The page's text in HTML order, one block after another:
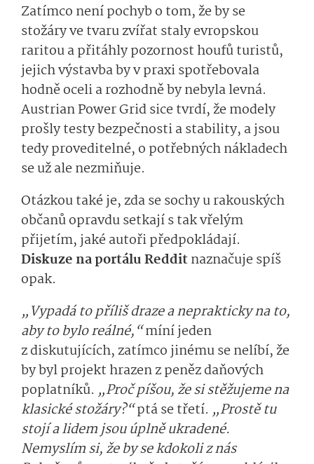
Zatímco není pochyb o tom, že by se
stožáry ve tvaru zvířat staly evropskou
raritou a přitáhly pozornost houfů turistů,
jejich výstavba by v praxi spotřebovala
hodně oceli a rozhodně by nebyla levná.
Austrian Power Grid sice tvrdí, že modely
prošly testy bezpečnosti a stability, a jsou
tedy proveditelné, o potřebných nákladech
se už ale nezmiňuje.
Otázkou také je, zda se sochy u rakouských
občanů opravdu setkají s tak vřelým
přijetím, jaké autoři předpokládají.
Diskuze na portálu Redditnaznačuje spíš
opak.
„Vypadá to příliš draze a neprakticky na to,
aby to bylo reálné,“míní jeden
z diskutujících, zatímco jinému se nelíbí, že
by byl projekt hrazen z peněz daňových
poplatníků. „Proč píšou, že si stěžujeme na
klasické stožáry?“ptá se třetí. „Prostě tu
stojí a lidem jsou úplně ukradené.
Nemyslím si, že by se kdokoli z nás